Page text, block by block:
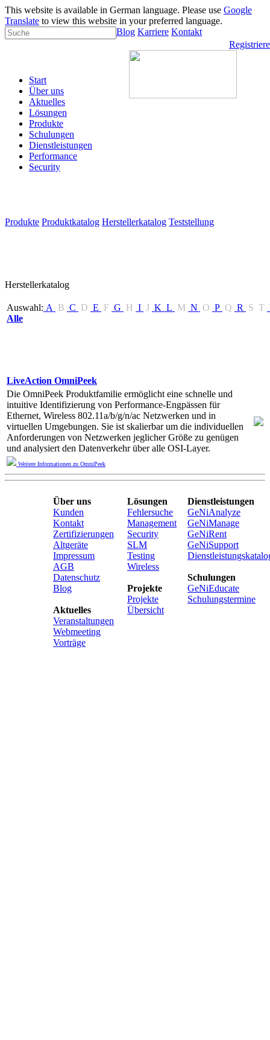
This website is available in German language. Please use Google
Translate to view this website in your preferred language.
Blog Karriere Kontakt
Start
Über uns
Aktuelles
Lösungen
Produkte
Schulungen
Dienstleistungen
Performance
Security
Produkte Produktkatalog Herstellerkatalog Teststellung
Herstellerkatalog
Auswahl: A B C D E F G H I J K L M N O P Q R S T
Alle
LiveAction OmniPeek
Die OmniPeek Produktfamilie ermöglicht eine schnelle und
intuitive Identifizierung von Performance-Engpässen für
Ethernet, Wireless 802.11a/b/g/n/ac Netzwerken und in
virtuellen Umgebungen. Sie ist skalierbar um die individuellen
Anforderungen von Netzwerken jeglicher Größe zu genügen
und analysiert den Datenverkehr über alle OSI-Layer.
Weitere Informationen zu OmniPeek
Über uns
Kunden
Kontakt
Zertifizierungen
Altgeräte
Impressum
AGB
Datenschutz
Blog
Aktuelles
Veranstaltungen
Webmeeting
Vorträge
Lösungen
Fehlersuche
Management
Security
SLM
Testing
Wireless
Projekte
Projekte
Übersicht
Dienstleistungen
GeNiAnalyze
GeNiManage
GeNiRent
GeNiSupport
Schulungen
GeNiEducate
Schulungstermine